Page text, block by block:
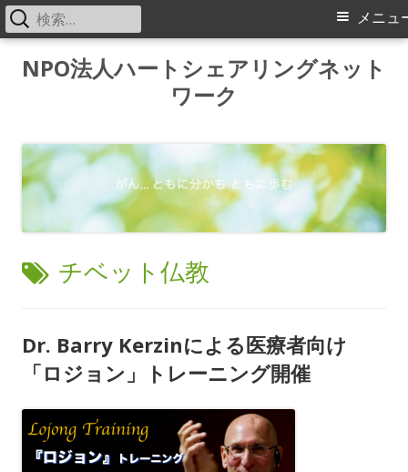
NPO法人ハートシェアリングネット
ワーク
メ
メ
ニ
メニュ
検
索:
タ
チベット仏教
Dr. Barry Kerzinによる医療者向け
「ロジョン」トレーニング開催